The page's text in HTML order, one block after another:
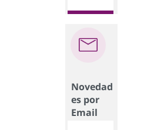
Novedad
es por
Email